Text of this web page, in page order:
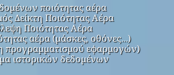
ποιότητας αέρα
Δείκτη Ποιότητας Αέρα
Ποιότητας Αέρα
αέρα (μάσκες, οθόνες…)
προγραμματισμού εφαρμογών)
ιστορικών δεδομένων